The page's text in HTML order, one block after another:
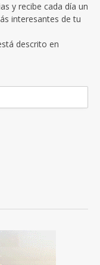
y recibe cada día un
interesantes de tu
descrito en